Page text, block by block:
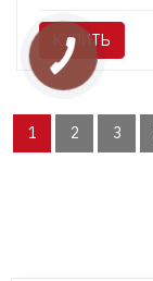
КУПИТЬ
1 2 3